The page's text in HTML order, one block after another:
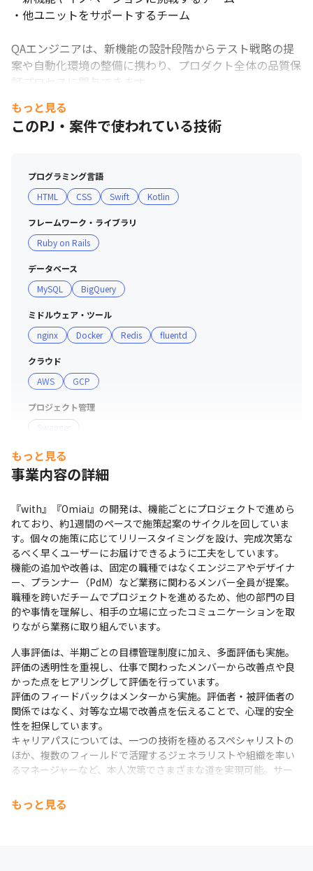
・他ユニットをサポートするチーム
QAエンジニアは、新機能の設計段階からテスト戦略の提
案や自動化環境の整備に携わり、プロダクト全体の品質保
証プロセスに関与できます。
特に新規機能開発においては、開発プロセスの上流から関
わることができ、キックオフの段階で機能に対する意見や
テスト設計および実行は、担当のQAエンジニアが主体と
なって進め、エンジニアをはじめとする他職種のメンバー
と連携しながら業務を遂行します。
各ユニットには、プランナー、サーバーサイドエンジニ
ア、iOS／Androidエンジニア、デザイナー、QAなど、職
種横断のメンバーがアサインされています。一定期間メン
バーを固定することで、チームとしての練度を高めなが
ら、テーマに取り組む体制をとっています。
プランナーが作成した企画をもとに、ユニット内でのディ
スカッションを行い、メンバー全員で内容をブラッシュア
ップしていきます。その後、キックオフミーティングを実
施し、各メンバーが見積もった工数をもとに、ユニット内
開発フェーズでは、定例ミーティングで成果物を確認しな
がら実装を進めていきます。実装後は、同職種内で相互に
コードレビューを実施。コードレビューが完了したら、セ
クション内で動作確認会を行い、OSごとの差異や不具合
がないかをプラットフォーム横断でチェックします。その
後、QAプロセスを経て、リリースへと進みます。
■開発環境
・開発言語：Ruby on Rails, HTML / CSS、Kotlin、Swift
・データベース：MySQL, Redis, BigQuery
・分析：Firebase Analytics
・インフラ：AWS、GCP
・その他：Docker, nginx, fluentd, Swagger,
RubyMine(IDE)
もっと見る
このPJ・案件で使われている技術
プログラミング言語
HTML
CSS Swift Kotlin
フレームワーク・ライブラリ
Ruby on Rails
データベース
MySQL
BigQuery
ミドルウェア・ツール
nginx
Docker Redis fluentd
クラウド
AWS
GCP
プロジェクト管理
Swagger
その他
RubyMine
もっと見る
事業内容の詳細
『with』『Omiai』の開発は、機能ごとにプロジェクトで進めら
れており、約1週間のペースで施策起案のサイクルを回していま
す。個々の施策に応じてリリースタイミングを設け、完成次第な
るべく早くユーザーにお届けできるように工夫をしています。
機能の追加や改善は、固定の職種ではなくエンジニアやデザイナ
ー、プランナー（PdM）など業務に関わるメンバー全員が提案。
職種を跨いだチームでプロジェクトを進めるため、他の部門の目
的や事情を理解し、相手の立場に立ったコミュニケーションを取
りながら業務に取り組んでいます。
人事評価は、半期ごとの目標管理制度に加え、多面評価も実施。
評価の透明性を重視し、仕事で関わったメンバーから改善点や良
かった点をヒアリングして評価を行っています。
評価のフィードバックはメンターから実施。評価者・被評価者の
関係ではなく、対等な立場で改善点を伝えることで、心理的安全
性を担保しています。
キャリアパスについては、一つの技術を極めるスペシャリストの
ほか、複数のフィールドで活躍するジェネラリストや組織を率い
るマネージャーなど、本人次第でさまざまな道を実現可能。サー
と二人三脚で考えていける環境です。
もっと見る